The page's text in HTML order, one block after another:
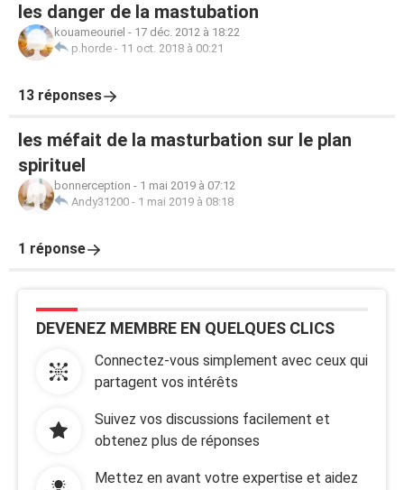
les danger de la mastubation
kouameouriel - 17 déc. 2012 à 18:22
p.horde - 11 oct. 2018 à 00:21
13 réponses
les méfait de la masturbation sur le plan
spirituel
bonnerception - 1 mai 2019 à 07:12
Andy31200 - 1 mai 2019 à 08:18
1 réponse
DEVENEZ MEMBRE EN QUELQUES CLICS
Connectez-vous simplement avec ceux qui
partagent vos intérêts
Suivez vos discussions facilement et
obtenez plus de réponses
Mettez en avant votre expertise et aidez